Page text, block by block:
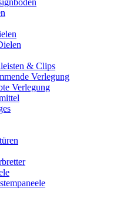
& Clips
Verlegung
Verlegung